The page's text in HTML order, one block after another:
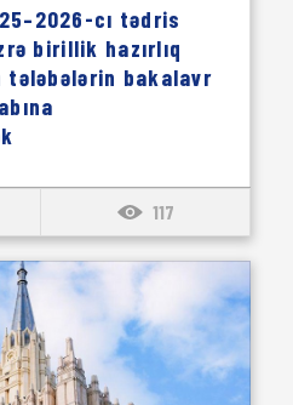
cı tədris
birillik hazırlıq
tələbələrin bakalavr
117